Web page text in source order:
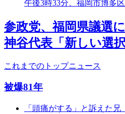
参政党、福岡県議選
神谷代表「新しい選択
これまでのトップニュース
被爆81年
「頭痛がする」と訴えた